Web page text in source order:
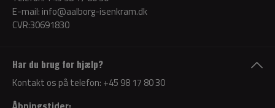
Har du brug for hjælp?
Kontakt os på telefon: +45 98 17 80 30
E-mail: info@aalborg-isenkram.dk
CVR:30691830